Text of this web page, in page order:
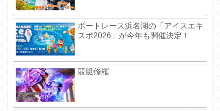
ボートレース浜名湖の「アイスエキ
スポ2026」が今年も開催決定！
競艇修羅